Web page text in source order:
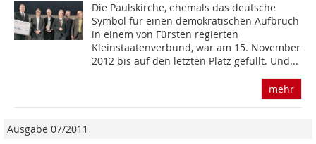
Die Paulskirche, ehemals das deutsche
Symbol für einen demokratischen Aufbruch
in einem von Fürsten regierten
Kleinstaatenverbund, war am 15. November
2012 bis auf den letzten Platz gefüllt. Und...
mehr
Ausgabe 07/2011